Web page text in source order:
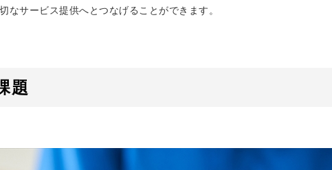
なサービス提供へとつなげることができます。
題